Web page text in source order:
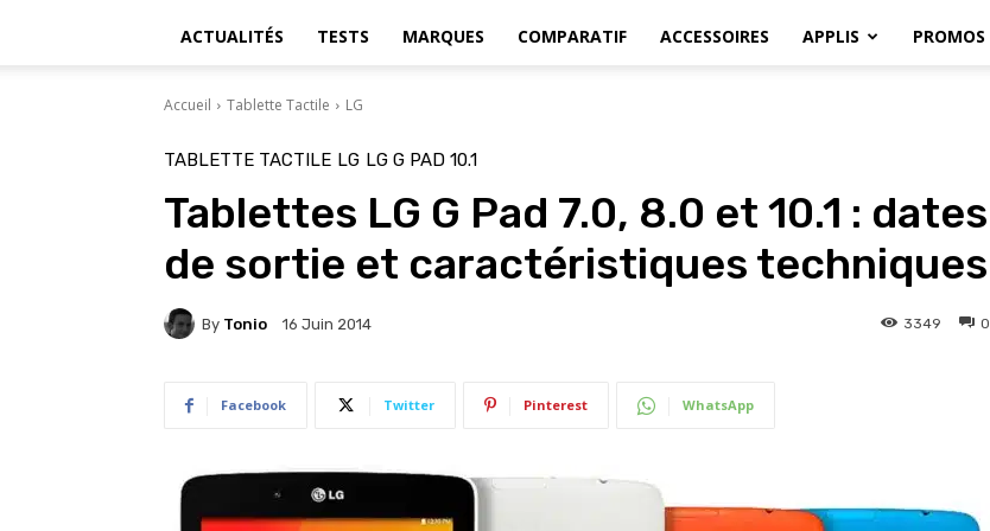
ACTUALITÉS TESTS MARQUES COMPARATIF ACCESSOIRES APPLIS PROMOS
Accueil Tablette Tactile LG
TABLETTE TACTILE LG LG G PAD 10.1
Tablettes LG G Pad 7.0, 8.0 et 10.1 : dates
de sortie et caractéristiques techniques
By Tonio 16 Juin 2014 0
3349
Facebook Twitter Pinterest WhatsApp